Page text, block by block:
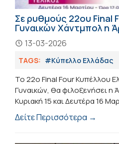
Σε ρυθμούς 22ου Final
Γυναικών Χάντμπολ η
13-03-2026
TAGS: #Κύπελλο Ελλάδας
Το 22ο Final Four Κυπέλλου
Γυναικών, θα φιλοξενήσει η
Κυριακή 15 και Δευτέρα 16
Δείτε Περισσότερα →